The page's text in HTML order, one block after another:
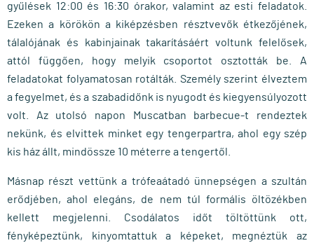
gyűlések 12:00 és 16:30 órakor, valamint az esti feladatok.
Ezeken a körökön a kiképzésben résztvevők étkezőjének,
tálalójának és kabinjainak takarításáért voltunk felelősek,
attól függően, hogy melyik csoportot osztották be. A
feladatokat folyamatosan rotálták. Személy szerint élveztem
a fegyelmet, és a szabadidőnk is nyugodt és kiegyensúlyozott
volt. Az utolsó napon Muscatban barbecue-t rendeztek
nekünk, és elvittek minket egy tengerpartra, ahol egy szép
kis ház állt, mindössze 10 méterre a tengertől.
Másnap részt vettünk a trófeaátadó ünnepségen a szultán
erődjében, ahol elegáns, de nem túl formális öltözékben
kellett megjelenni. Csodálatos időt töltöttünk ott,
fényképeztünk, kinyomtattuk a képeket, megnéztük az